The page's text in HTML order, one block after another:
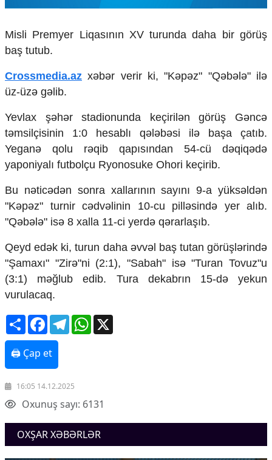
Multimedia
Foto
İnfoqrafika
Podcast
Humanitar
Elm və təhsil
Mədəniyyət
Diaspor
Mədəniyyətimizin Zəfəri
Zəfər Diasporu
Səhiyyə
Turizm
İqtisadiyyat
İqtisadi xəbərlər
Energetika
Neft-qaz
Əmək və sosial siyasət
Kənd təsərrüfatı
Hərbi sənaye
Telekommunikasiya və nəqliyyat
COP29
Cəmiyyət
Crossmedia.az - 1 yaş
Siyasət
Misli Premyer Liqasının XV turunda daha bir görüş
baş tutub.
Crossmedia.az xəbər verir ki, "Kəpəz" "Qəbələ" ilə
üz-üzə gəlib.
Yevlax şəhər stadionunda keçirilən görüş Gəncə
təmsilçisinin 1:0 hesablı qələbəsi ilə başa çatıb.
Yeganə qolu rəqib qapısından 54-cü dəqiqədə
yaponiyalı futbolçu Ryonosuke Ohori keçirib.
Bu nəticədən sonra xallarının sayını 9-a yüksəldən
"Kəpəz" turnir cədvəlinin 10-cu pilləsində yer alıb.
"Qəbələ" isə 8 xalla 11-ci yerdə qərarlaşıb.
Qeyd edək ki, turun daha əvvəl baş tutan görüşlərində
"Şamaxı" "Zirə"ni (2:1), "Sabah" isə "Turan Tovuz"u
(3:1) məğlub edib. Tura dekabrın 15-də yekun
vurulacaq.
ShareFacebookTelegramWhatsApp
🖨 Çap et
16:05 14.12.2025
Oxunuş sayı: 6131
OXŞAR XƏBƏRLƏR